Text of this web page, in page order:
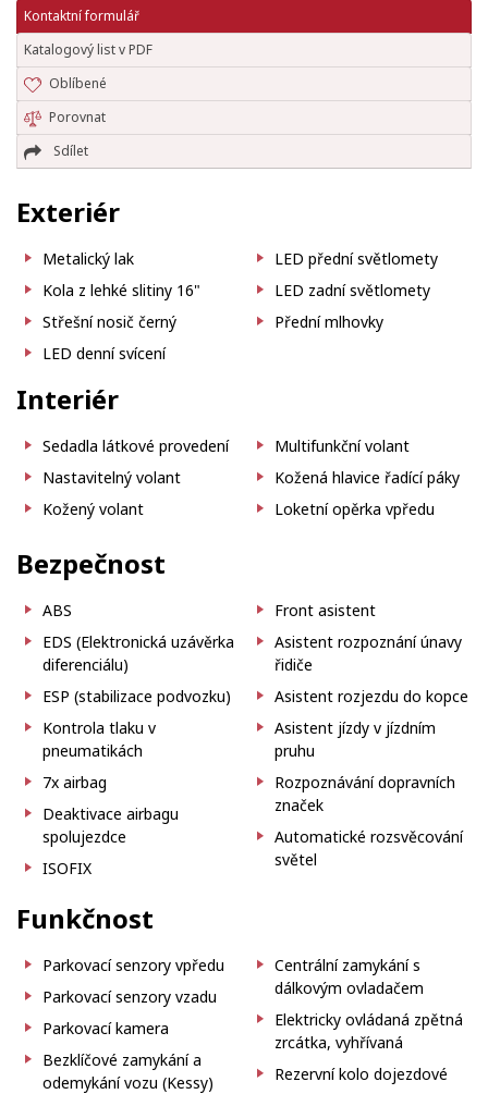
Kontaktní formulář
Katalogový list v PDF
Oblíbené
Porovnat
Sdílet
Exteriér
Metalický lak
Kola z lehké slitiny 16"
Střešní nosič černý
LED denní svícení
LED přední světlomety
LED zadní světlomety
Přední mlhovky
Interiér
Sedadla látkové provedení
Nastavitelný volant
Kožený volant
Multifunkční volant
Kožená hlavice řadící páky
Loketní opěrka vpředu
Bezpečnost
ABS
EDS (Elektronická uzávěrka
diferenciálu)
ESP (stabilizace podvozku)
Kontrola tlaku v
pneumatikách
7x airbag
Deaktivace airbagu
spolujezdce
ISOFIX
Front asistent
Asistent rozpoznání únavy
řidiče
Asistent rozjezdu do kopce
Asistent jízdy v jízdním
pruhu
Rozpoznávání dopravních
značek
Automatické rozsvěcování
světel
Funkčnost
Parkovací senzory vpředu
Parkovací senzory vzadu
Parkovací kamera
Bezklíčové zamykání a
odemykání vozu (Kessy)
Centrální zamykání s
dálkovým ovladačem
Elektricky ovládaná zpětná
zrcátka, vyhřívaná
Rezervní kolo dojezdové